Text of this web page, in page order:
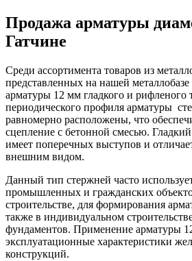
Продажа арматуры
Гатчине
Среди ассортимента товаров из
представленных на нашей
арматуры 12 мм гладкого и рифленого
периодического профиля арматуры
равномерно расположены, что
сцепление с бетонной смесью.
имеет поперечных выступов и
внешним видом.
Данный тип стержней часто
промышленных и гражданских
строительстве, для формирования
также в индивидуальном
фундаментов. Применение арматуры
эксплуатационные характеристики
конструкций.